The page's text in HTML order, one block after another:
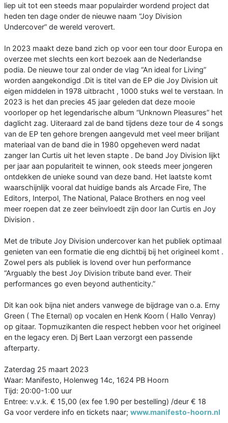
liep uit tot een steeds maar populairder wordend project dat
heden ten dage onder de nieuwe naam “Joy Division
Undercover” de wereld verovert.
In 2023 maakt deze band zich op voor een tour door Europa en
overzee met slechts een kort bezoek aan de Nederlandse
podia. De nieuwe tour zal onder de vlag “An ideal for Living”
worden aangekondigd .Dit is titel van de EP die Joy Division uit
eigen middelen in 1978 uitbracht , 1000 stuks wel te verstaan. In
2023 is het dan precies 45 jaar geleden dat deze mooie
voorloper op het legendarische album “Unknown Pleasures” het
daglicht zag. Uiteraard zal de band tijdens deze tour de 4 songs
van de EP ten gehore brengen aangevuld met veel meer briljant
materiaal van de band die in 1980 opgeheven werd nadat
zanger Ian Curtis uit het leven stapte . De band Joy Division lijkt
per jaar aan populariteit te winnen, ook steeds meer jongeren
ontdekken de unieke sound van deze band. Het laatste komt
waarschijnlijk vooral dat huidige bands als Arcade Fire, The
Editors, Interpol, The National, Palace Brothers en nog veel
meer roepen dat ze zeer beïnvloedt zijn door Ian Curtis en Joy
Division .
Met de tribute Joy Division undercover kan het publiek optimaal
genieten van een formatie die eng dichtbij bij het origineel komt .
Zowel pers als publiek is lovend over hun performance
“Arguably the best Joy Division tribute band ever. Their
performances go even beyond authenticity.”
Dit kan ook bijna niet anders vanwege de bijdrage van o.a. Erny
Green ( The Eternal) op vocalen en Henk Koorn ( Hallo Venray)
op gitaar. Topmuzikanten die respect hebben voor het origineel
en the legacy eren. Dj Bert Laan verzorgt een passende
afterparty.
Zaterdag 25 maart 2023
Waar: Manifesto, Holenweg 14c, 1624 PB Hoorn
Tijd: 20:00-1:00 uur
Entree: v.v.k. € 15,00 (ex fee 1.90 per bestelling) /deur € 18
Ga voor verdere info en tickets naar; www.manifesto-hoorn.nl